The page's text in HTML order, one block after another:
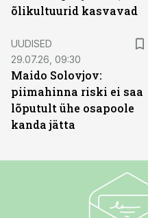
õlikultuurid kasvavad
UUDISED
29.07.26, 09:30
Maido Solovjov:
piimahinna riski ei saa
lõputult ühe osapoole
kanda jätta